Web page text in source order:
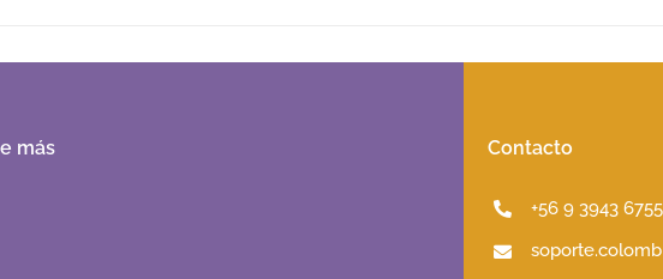
más Contacto
+56 9 3943 6755